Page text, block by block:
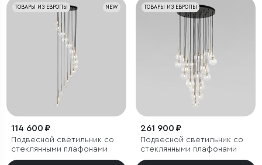
NEW
ТОВАРЫ ИЗ ЕВРОПЫ
114 600 ₽
Подвесной светильник со
стеклянными плафонами
ТОВАРЫ ИЗ ЕВРОПЫ
261 900 ₽
Подвесной светильник со
стеклянными плафонами